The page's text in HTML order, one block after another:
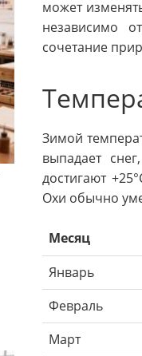
может
независимо
сочетание
Зимой
выпадает
достигают
Охи обычно
Месяц
Январь
Февраль
Март